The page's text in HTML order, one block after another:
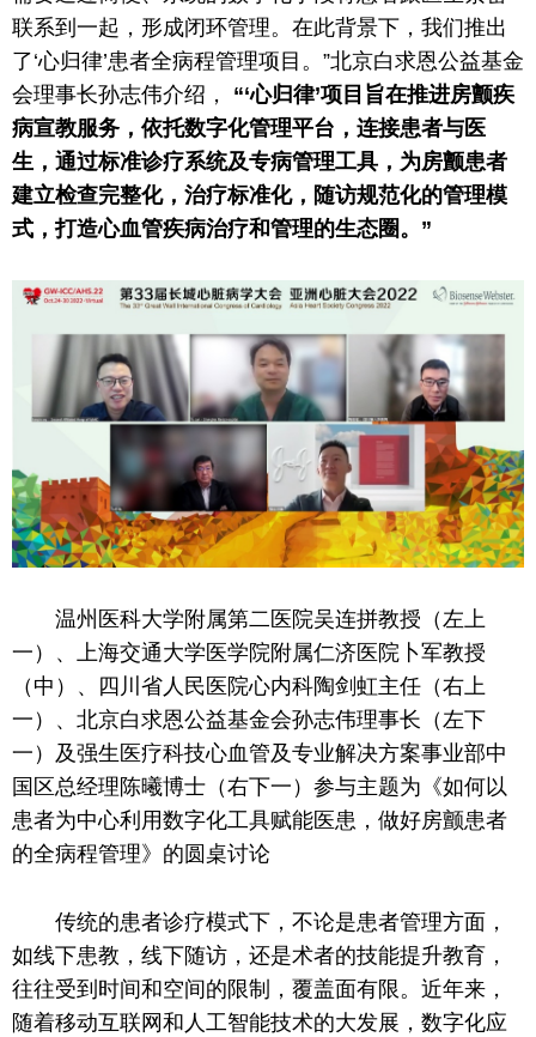
联系到一起，形成闭环管理。在此背景下，我们推出
了‘心归律’患者全病程管理项目。”北京白求恩公益基金
会理事长孙志伟介绍， “‘心归律’项目旨在推进房颤疾
病宣教服务，依托数字化管理平台 ，连接患者与医
生，通过标准诊疗系统及专病管理工具，为房颤患者
建立检查完整化，治疗标准化，随访规范化的管理模
式，打造心血管疾病治疗和管理的生态圈。”
温州医科大学附属第二医院吴连拼教授（左上
一）、上海交通大学医学院附属仁济医院卜军教授
（中）、四川省人民 医院心内科陶剑虹主任 （右上
一）、北京白求恩公益基金会孙志伟理事长（左下
一）及强生医疗科技心血管及专业解决方案事业部中
国 区总经理陈曦博士（右下一）参与主题为《如何以
患者为中心利用数字化工具赋能医患，做好房颤患者
的全病程管理》的圆桌讨论
传统的患者诊疗模式下，不论是患者管理方面，
如线下患教，线下随访，还是术者的技能提升教育，
往往受到时间和空间的限制，覆盖面有限。 近年来，
随着移动互联网和人工智能技术的大发展，数字化应